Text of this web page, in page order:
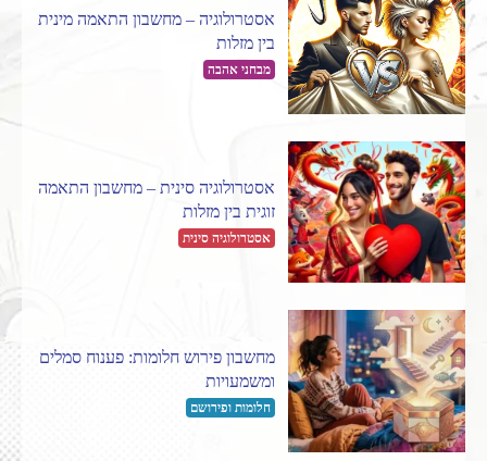
אסטרולוגיה – מחשבון התאמה מינית
בין מזלות
מבחני אהבה
אסטרולוגיה סינית – מחשבון התאמה
זוגית בין מזלות
אסטרולוגיה סינית
מחשבון פירוש חלומות: פענוח סמלים
ומשמעויות
חלומות ופירושם